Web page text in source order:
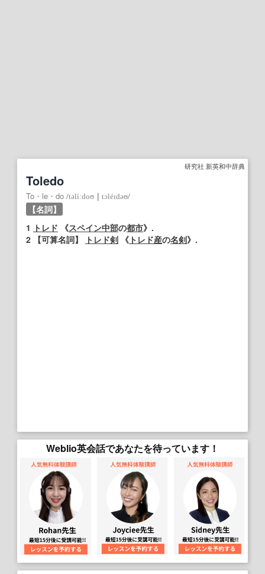
研究社 新英和中辞典
Toledo
To・le・do /təlíːdoʊ tɔléɪdəʊ/
【名詞】
1 トレド 《スペイン中部の都市》.
2 【可算名詞】 トレド剣 《 トレド産の名剣》.
Weblio英会話であなたを待っています！